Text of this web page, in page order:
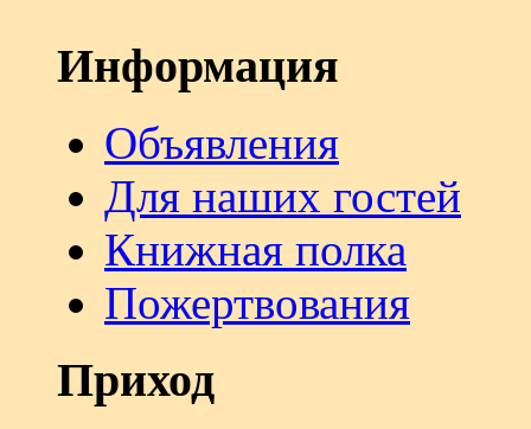
Информация
Объявления
Для наших гостей
Книжная полка
Пожертвования
Приход